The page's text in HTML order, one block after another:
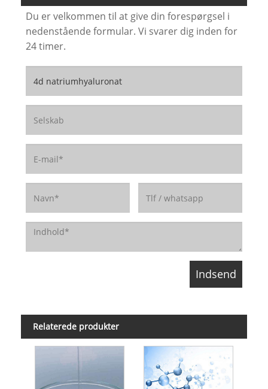
Du er velkommen til at give din forespørgsel i
nedenstående formular. Vi svarer dig inden for
24 timer.
Relaterede produkter